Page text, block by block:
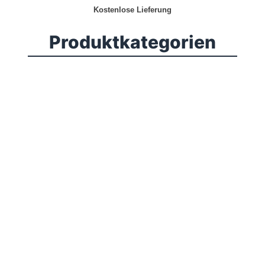
Kostenlose Lieferung
Produktkategorien